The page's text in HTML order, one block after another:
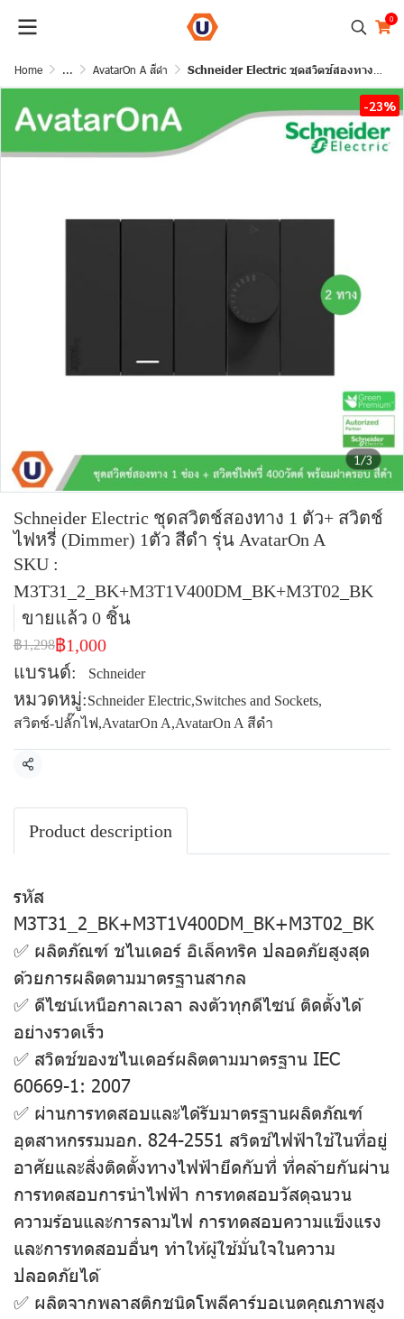
0
Home ... AvatarOn A สีดำ Schneider Electric ชุดสวิตช์สองทาง 1 ตัว+ สวิตช์ไฟหรี่ (Dimmer) 1ตัว สีดำ รุ่น AvatarOn A
1/3
-23%
Schneider Electric ชุดสวิตช์สองทาง 1 ตัว+ สวิตช์
ไฟหรี่ (Dimmer) 1ตัว สีดำ รุ่น AvatarOn A
SKU :
M3T31_2_BK+M3T1V400DM_BK+M3T02_BK
ขายแล้ว 0 ชิ้น
฿1,298฿1,000
แบรนด์:
Schneider
หมวดหมู่:Schneider Electric,Switches and Sockets,
สวิตช์-ปลั๊กไฟ,AvatarOn A,AvatarOn A สีดำ
แชร์
Product description
รหัส
M3T31_2_BK+M3T1V400DM_BK+M3T02_BK
✅ ผลิตภัณฑ์ ชไนเดอร์ อิเล็คทริค ปลอดภัยสูงสุด
ด้วยการผลิตตามมาตรฐานสากล
✅ ดีไซน์เหนือกาลเวลา ลงตัวทุกดีไซน์ ติดตั้งได้
อย่างรวดเร็ว
✅ สวิตช์ของชไนเดอร์ผลิตตามมาตรฐาน IEC
60669-1: 2007
✅ ผ่านการทดสอบและได้รับมาตรฐานผลิตภัณฑ์
อุตสาหกรรมมอก. 824-2551 สวิตช์ไฟฟ้าใช้ในที่อยู่
อาศัยและสิ่งติดตั้งทางไฟฟ้ายึดกับที่ ที่คล้ายกันผ่าน
การทดสอบการนําไฟฟ้า การทดสอบวัสดุฉนวน
ความร้อนและการลามไฟ การทดสอบความแข็งแรง
และการทดสอบอื่นๆ ทําให้ผู้ใช้มั่นใจในความ
ปลอดภัยได้
✅ ผลิตจากพลาสติกชนิดโพลีคาร์บอเนตคุณภาพสูง